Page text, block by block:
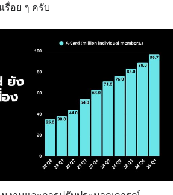
รื่อย ๆ ครับ